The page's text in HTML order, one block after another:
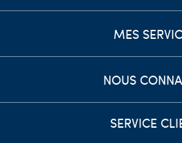
MES
NOUS
SERVICE